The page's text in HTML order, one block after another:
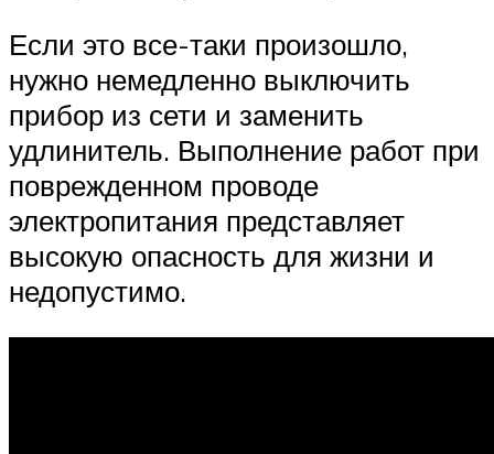
Если это все-таки произошло,
нужно немедленно выключить
прибор из сети и заменить
удлинитель. Выполнение работ при
поврежденном проводе
электропитания представляет
высокую опасность для жизни и
недопустимо.